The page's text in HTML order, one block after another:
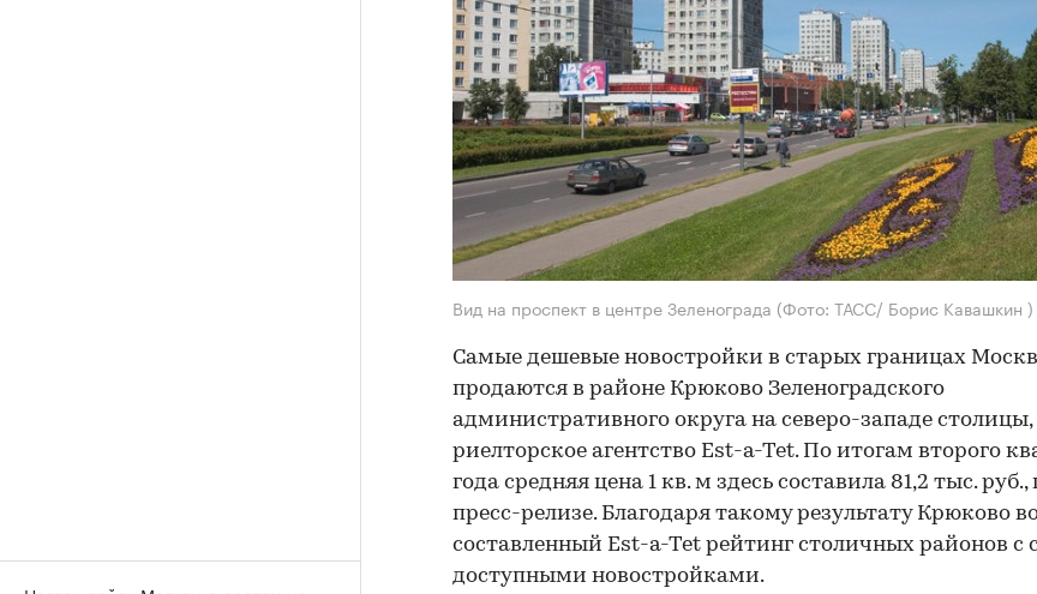
Вид на проспект в центре Зеленограда (Фото: ТАСС/ Борис Кавашкин )
Самые дешевые новостройки в старых границах
продаются в районе Крюково Зеленоградского
административного округа на северо-западе
риелторское агентство Est-a-Tet. По итогам второго
года средняя цена 1 кв. м здесь составила 81,2 тыс. руб.,
пресс-релизе. Благодаря такому результату Крюково
составленный Est-a-Tet рейтинг столичных районов
доступными новостройками.